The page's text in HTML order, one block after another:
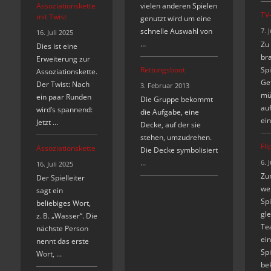
Assoziationskette
mit Twist
16. Juli 2025
Dies ist eine
Erweiterung zur
Assoziationskette.
Der Twist: Nach
ein paar Runden
wird’s spannend:
Jetzt …
Assoziationskette
16. Juli 2025
Der Spielleiter
sagt ein
beliebiges Wort,
z. B. „Wasser“. Die
nächste Person
nennt das erste
Wort, …
vielen anderen Spielen
genutzt wird um eine
schnelle Auswahl von
…
Rettungsboot
3. Februar 2013
Die Gruppe bekommt
die Aufgabe, eine
Decke, auf der sie
stehen, umzudrehen.
Die Decke symbolisiert
…
7.
Zu
6.